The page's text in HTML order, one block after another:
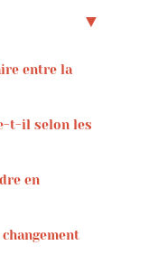
entre la
t-il selon les
en